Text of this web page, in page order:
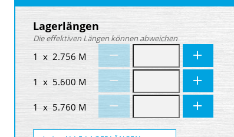
Lagerlängen
Die effektiven Längen können abweichen
1 x 2.756 M
1 x 5.600 M
1 x 5.760 M